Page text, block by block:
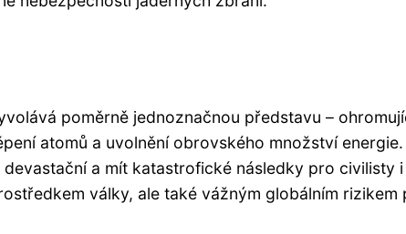
poměrně jednoznačnou představu –
atomů a uvolnění obrovského množství energie.
a mít katastrofické následky pro civilisty i
války, ale také vážným globálním rizikem